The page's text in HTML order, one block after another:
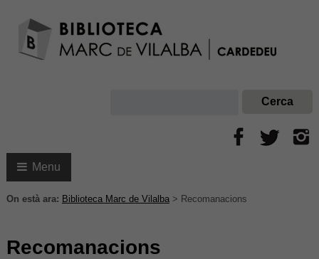
Menu
On està ara: Biblioteca Marc de Vilalba> Recomanacions
Recomanacions